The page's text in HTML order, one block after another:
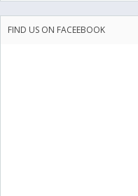
FIND US ON FACEEBOOK